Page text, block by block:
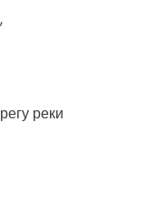
реки